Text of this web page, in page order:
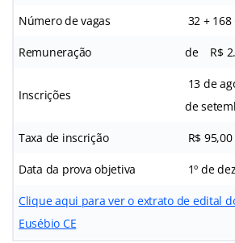
Número de vagas 32 + 168
Remuneração de R$
Inscrições
13 de
de
Taxa de inscrição R$ 95,00
Data da prova objetiva 1º de
Clique aqui para ver o extrato de edital
Eusébio CE